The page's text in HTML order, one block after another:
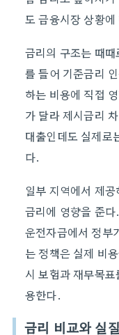
도 금융시장 상황
금리의 구조는 때
를 들어 기준금리
하는 비용에 직접
가 달라 제시금리
대출인데도 실제로
다.
일부 지역에서 제
금리에 영향을 준
운전자금에서 정부
는 정책은 실제 비
시 보험과 재무목
용한다.
금리 비교와 실